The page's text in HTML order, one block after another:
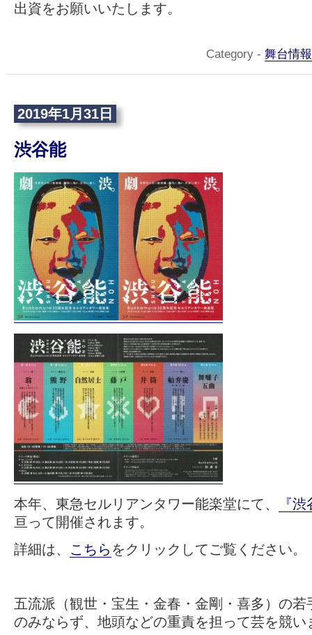
出資をお願いいたします。
Category - 舞台情報
2019年1月31日
渋谷能
本年、東急セルリアンタワー能楽堂にて、
『
亘って開催されます。
詳細は、 こちら をクリックしてご覧ください。
五流派（観世・宝生・金春・金剛・喜多）の
のみならず、地頭などの重責を担って芸を競い